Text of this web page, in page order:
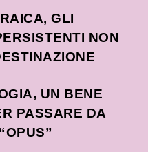
GLI
NON
UN BENE
PASSARE DA